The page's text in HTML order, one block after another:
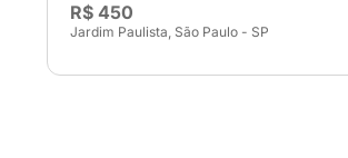
R$ 450
Jardim Paulista, São Paulo - SP